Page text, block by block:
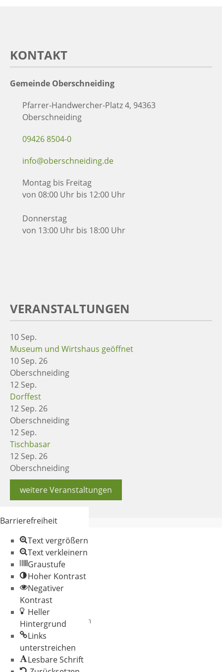
KONTAKT
Gemeinde Oberschneiding
Pfarrer-Handwercher-Platz 4, 94363
Oberschneiding
09426 8504-0
info@oberschneiding.de
Montag bis Freitag
von 08:00 Uhr bis 12:00 Uhr
Donnerstag
von 13:00 Uhr bis 18:00 Uhr
VERANSTALTUNGEN
10 Sep.
Museum und Wirtshaus geöffnet
10 Sep. 26
Oberschneiding
12 Sep.
Dorffest
12 Sep. 26
Oberschneiding
12 Sep.
Tischbasar
12 Sep. 26
Oberschneiding
weitere Veranstaltungen
© 2026 Gemeinde
Oberschneiding
Datenschutz
Impressum
Barrierefreiheit
Text vergrößern
Text verkleinern
Graustufe
Hoher Kontrast
Negativer
Kontrast
Heller
Hintergrund
Links
unterstreichen
Lesbare Schrift